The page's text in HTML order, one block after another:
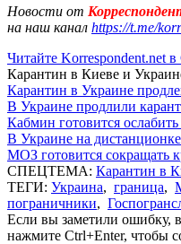
Новости от
на наш канал https://t.me/
Читайте Korrespondent.net
Карантин в Киеве и
Карантин в Украине
В Украине продлили
Кабмин готовится
В Украине на
МОЗ готовится сокращать
СПЕЦТЕМА: Карантин в
ТЕГИ: Украина, граница,
пограничники,
Если вы заметили ошибку,
нажмите Ctrl+Enter, чтобы